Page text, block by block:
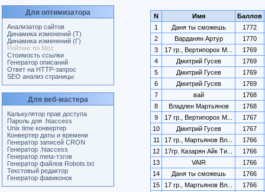
Для оптимизатора
Анализатор сайтов
Динамика изменений (Т)
Динамика изменений (Г)
Рейтинг по Moz
Стоимость ссылки
Генератор описаний
Ответ на HTTP-запрос
SEO анализ страницы
Для веб-мастера
Калькулятор прав доступа
Пароль для .htaccess
Unix time конвертер
Конвертер даты и времени
Генератор записей CRON
Генератор .htaccess
Генератор meta-тэгов
Генератор файлов Robots.txt
Текстовый редактор
Генератор фавиконок
N Имя
Баллов
1
Даня ты сможешь
1772
2
Варданян Артур
1770
3
17 гр., Вертипорох М...
1769
4
Дмитрий Гусев
1769
5
Дмитрий Гусев
1769
6
Дмитрий Гусев
1769
7
вай
1768
8
Владлен Мартьянов
1768
9
17 гр., Вертипорох М...
1767
10
Дмитрий Гусев
1767
11
17 гр., Мартьянов Вл...
1766
12
17гр. Казарян Айк Ти...
1766
13
VAIR
1766
14
Даня ты сможешь
1766
15
17 гр., Мартьянов Вл...
1766